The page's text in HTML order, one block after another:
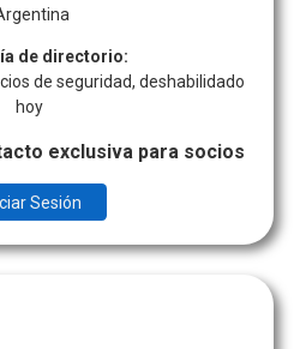
de directorio:
de seguridad, deshabilidado
hoy
exclusiva para socios
Sesión